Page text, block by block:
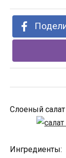
Слоеный
Ингредиенты: